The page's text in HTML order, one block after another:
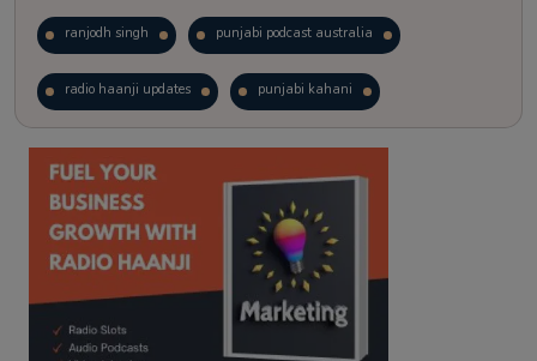
ranjodh singh punjabi podcast australia
radio haanji updates punjabi kahani
kitaab kahani punjabi story